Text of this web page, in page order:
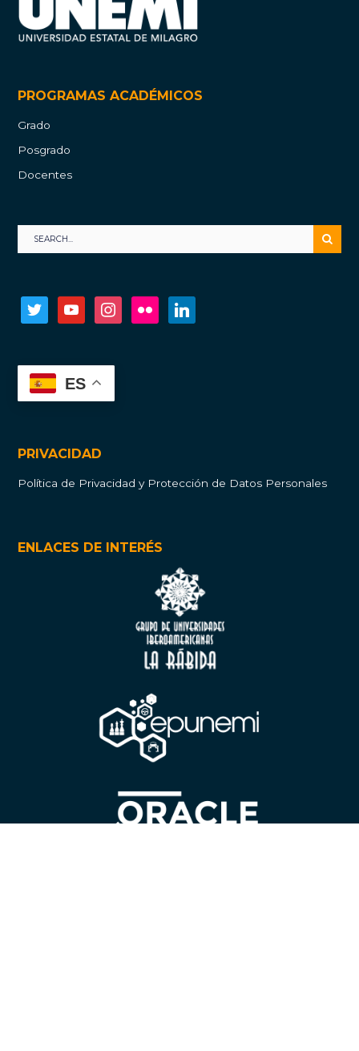
PROGRAMAS ACADÉMICOS
Grado
Posgrado
Docentes
twitter youtube instagramflickr
ES
PRIVACIDAD
Política de Privacidad y Protección de Datos Personales
ENLACES DE INTERÉS